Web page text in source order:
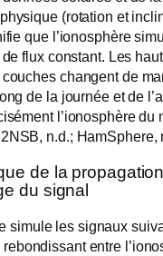
(rotation et
que l’ionosphère
flux constant. Les
changent de
de la journée et de
l’ionosphère du
n.d.; HamSphere,
de la
du signal
simule les signaux
entre